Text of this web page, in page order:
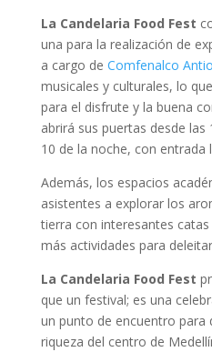
La Candelaria Food Fest
una para la realización de
a cargo de Comfenalco
musicales y culturales, lo
para el disfrute y la buena
abrirá sus puertas desde
10 de la noche, con entrada
Además, los espacios
asistentes a explorar los
tierra con interesantes
más actividades para
La Candelaria Food Fest
que un festival; es una
un punto de encuentro para
riqueza del centro de